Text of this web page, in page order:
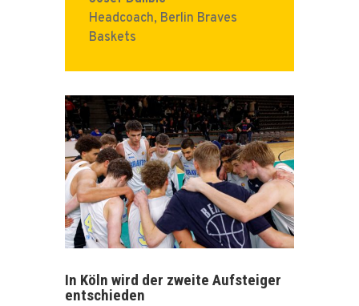
Headcoach, Berlin Braves
Baskets
In Köln wird der zweite Aufsteiger
entschieden